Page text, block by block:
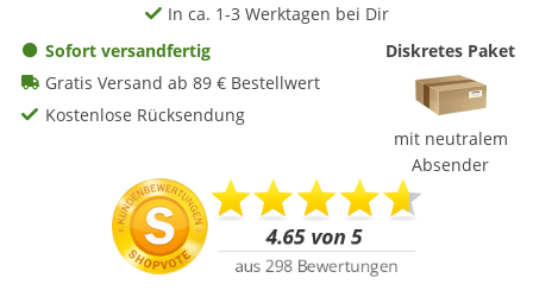
In ca. 1-3 Werktagen bei Dir
Sofort versandfertig
Gratis Versand ab 89 € Bestellwert
Kostenlose Rücksendung
Diskretes Paket
mit neutralem
Absender